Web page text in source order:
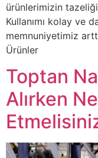
ürünlerimizin
Kullanımı kolay ve
memnuniyetimiz
Ürünler
Toptan
Alırken